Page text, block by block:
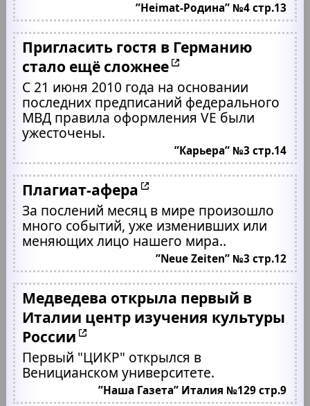
”Heimat-Родина” №4 стр.13
Пригласить гостя в Германию
стало ещё сложнее
С 21 июня 2010 года на основании
последних предписаний федерального
МВД правила оформления VE были
ужесточены.
”Карьера” №3 стр.14
Плагиат-афера
За послений месяц в мире произошло
много событий, уже изменивших или
меняющих лицо нашего мира..
”Neue Zeiten” №3 стр.12
Медведева открыла первый в
Италии центр изучения культуры
России
Первый "ЦИКР" открылся в
Веницианском университете.
”Наша Газета” Италия №129 стр.9